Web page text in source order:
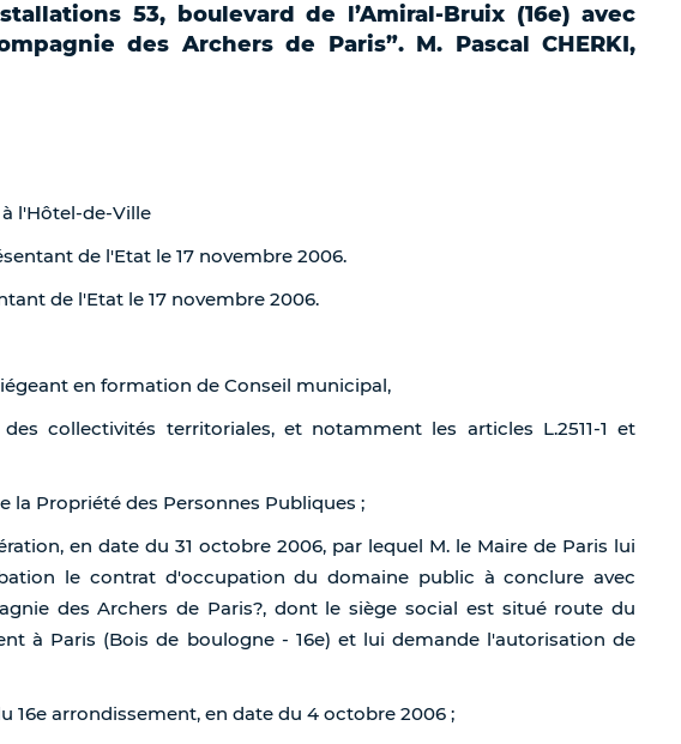
53, boulevard de l’Amiral-Bruix (16e) avec
des Archers de Paris”. M. Pascal CHERKI,
l'Hôtel-de-Ville
de l'Etat le 17 novembre 2006.
de l'Etat le 17 novembre 2006.
en formation de Conseil municipal,
collectivités territoriales, et notamment les articles L.2511-1 et
la Propriété des Personnes Publiques ;
en date du 31 octobre 2006, par lequel M. le Maire de Paris lui
le contrat d'occupation du domaine public à conclure avec
des Archers de Paris?, dont le siège social est situé route du
à Paris (Bois de boulogne - 16e) et lui demande l'autorisation de
16e arrondissement, en date du 4 octobre 2006 ;